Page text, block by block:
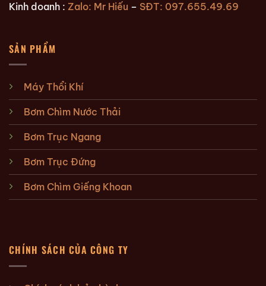
Kinh doanh : Zalo: Mr Hiếu – SĐT: 097.655.49.69
SẢN PHẨM
Máy Thổi Khí
Bơm Chìm Nước Thải
Bơm Trục Ngang
Bơm Trục Đứng
Bơm Chìm Giếng Khoan
CHÍNH SÁCH CỦA CÔNG TY